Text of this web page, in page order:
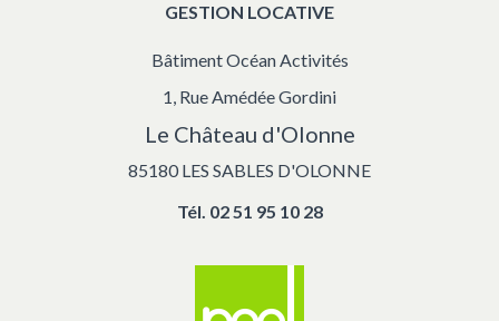
GESTION LOCATIVE
Bâtiment Océan Activités
1, Rue Amédée Gordini
Le Château d'Olonne
85180 LES SABLES D'OLONNE
Tél. 02 51 95 10 28